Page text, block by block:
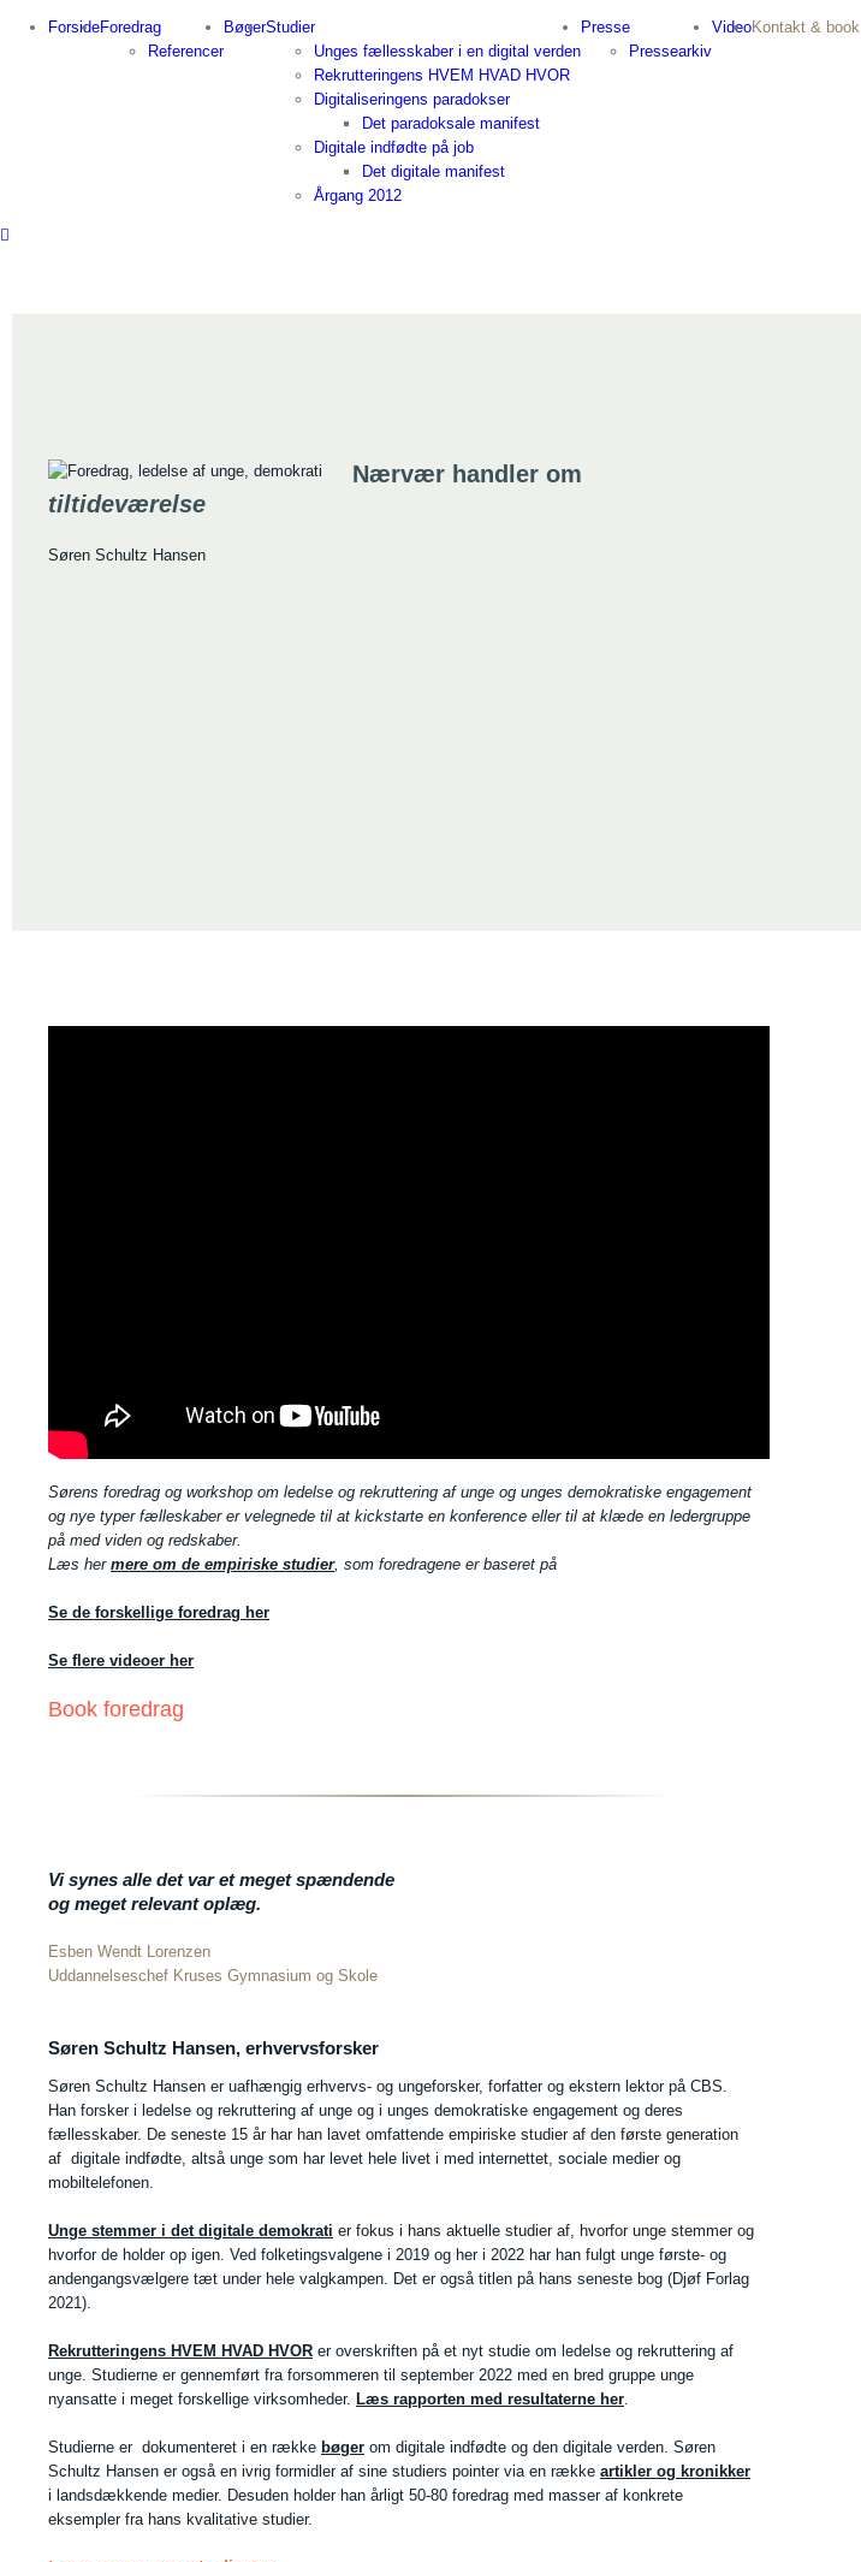
ForsideForedrag
Referencer
BøgerStudier
Unges fællesskaber i en digital verden
Rekrutteringens HVEM HVAD HVOR
Digitaliseringens paradokser
Det paradoksale manifest
Digitale indfødte på job
Det digitale manifest
Årgang 2012
Presse
Pressearkiv
VideoKontakt & book
Nærvær handler om
tiltideværelse
Søren Schultz Hansen
Sørens foredrag og workshop om ledelse og rekruttering af unge og unges demokratiske engagement
og nye typer fælleskaber er velegnede til at kickstarte en konference eller til at klæde en ledergruppe
på med viden og redskaber.
Læs her mere om de empiriske studier, som foredragene er baseret på
Se de forskellige foredrag her
Se flere videoer her
Book foredrag
Vi synes alle det var et meget spændende
og meget relevant oplæg.
Esben Wendt Lorenzen
Uddannelseschef Kruses Gymnasium og Skole
Søren Schultz Hansen, erhvervsforsker
Søren Schultz Hansen er uafhængig erhvervs- og ungeforsker, forfatter og ekstern lektor på CBS.
Han forsker i ledelse og rekruttering af unge og i unges demokratiske engagement og deres
fællesskaber. De seneste 15 år har han lavet omfattende empiriske studier af den første generation
af digitale indfødte, altså unge som har levet hele livet i med internettet, sociale medier og
mobiltelefonen.
Unge stemmer i det digitale demokrati er fokus i hans aktuelle studier af, hvorfor unge stemmer og
hvorfor de holder op igen. Ved folketingsvalgene i 2019 og her i 2022 har han fulgt unge første- og
andengangsvælgere tæt under hele valgkampen. Det er også titlen på hans seneste bog (Djøf Forlag
2021).
Rekrutteringens HVEM HVAD HVOR er overskriften på et nyt studie om ledelse og rekruttering af
unge. Studierne er gennemført fra forsommeren til september 2022 med en bred gruppe unge
nyansatte i meget forskellige virksomheder. Læs rapporten med resultaterne her
Studierne er dokumenteret i en række bøger om digitale indfødte og den digitale verden. Søren
Schultz Hansen er også en ivrig formidler af sine studiers pointer via en række artikler og kronikker
i landsdækkende medier. Desuden holder han årligt 50-80 foredrag med masser af konkrete
eksempler fra hans kvalitative studier.